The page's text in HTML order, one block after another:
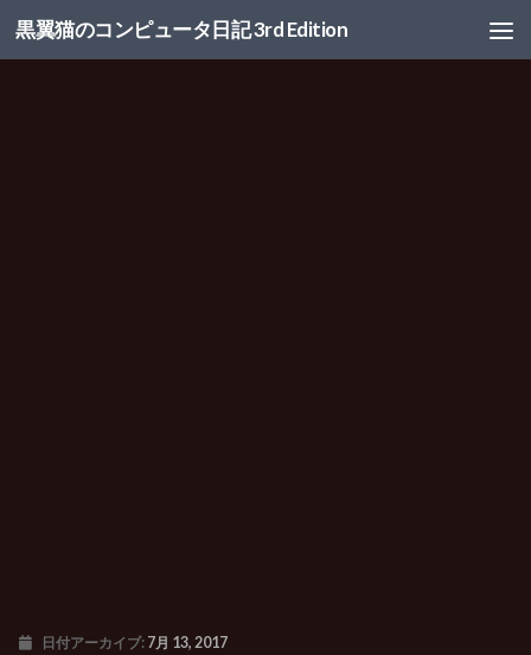
コンテンツへスキップ
黒翼猫のコンピュータ日記 3rd Edition
日付アーカイブ: 7月 13, 2017